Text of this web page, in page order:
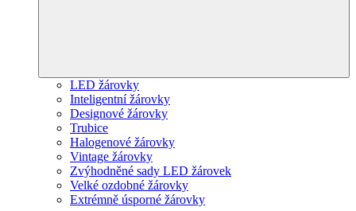
LED žárovky
Inteligentní žárovky
Designové žárovky
Trubice
Halogenové žárovky
Vintage žárovky
Zvýhodněné sady LED žárovek
Velké ozdobné žárovky
Extrémně úsporné žárovky